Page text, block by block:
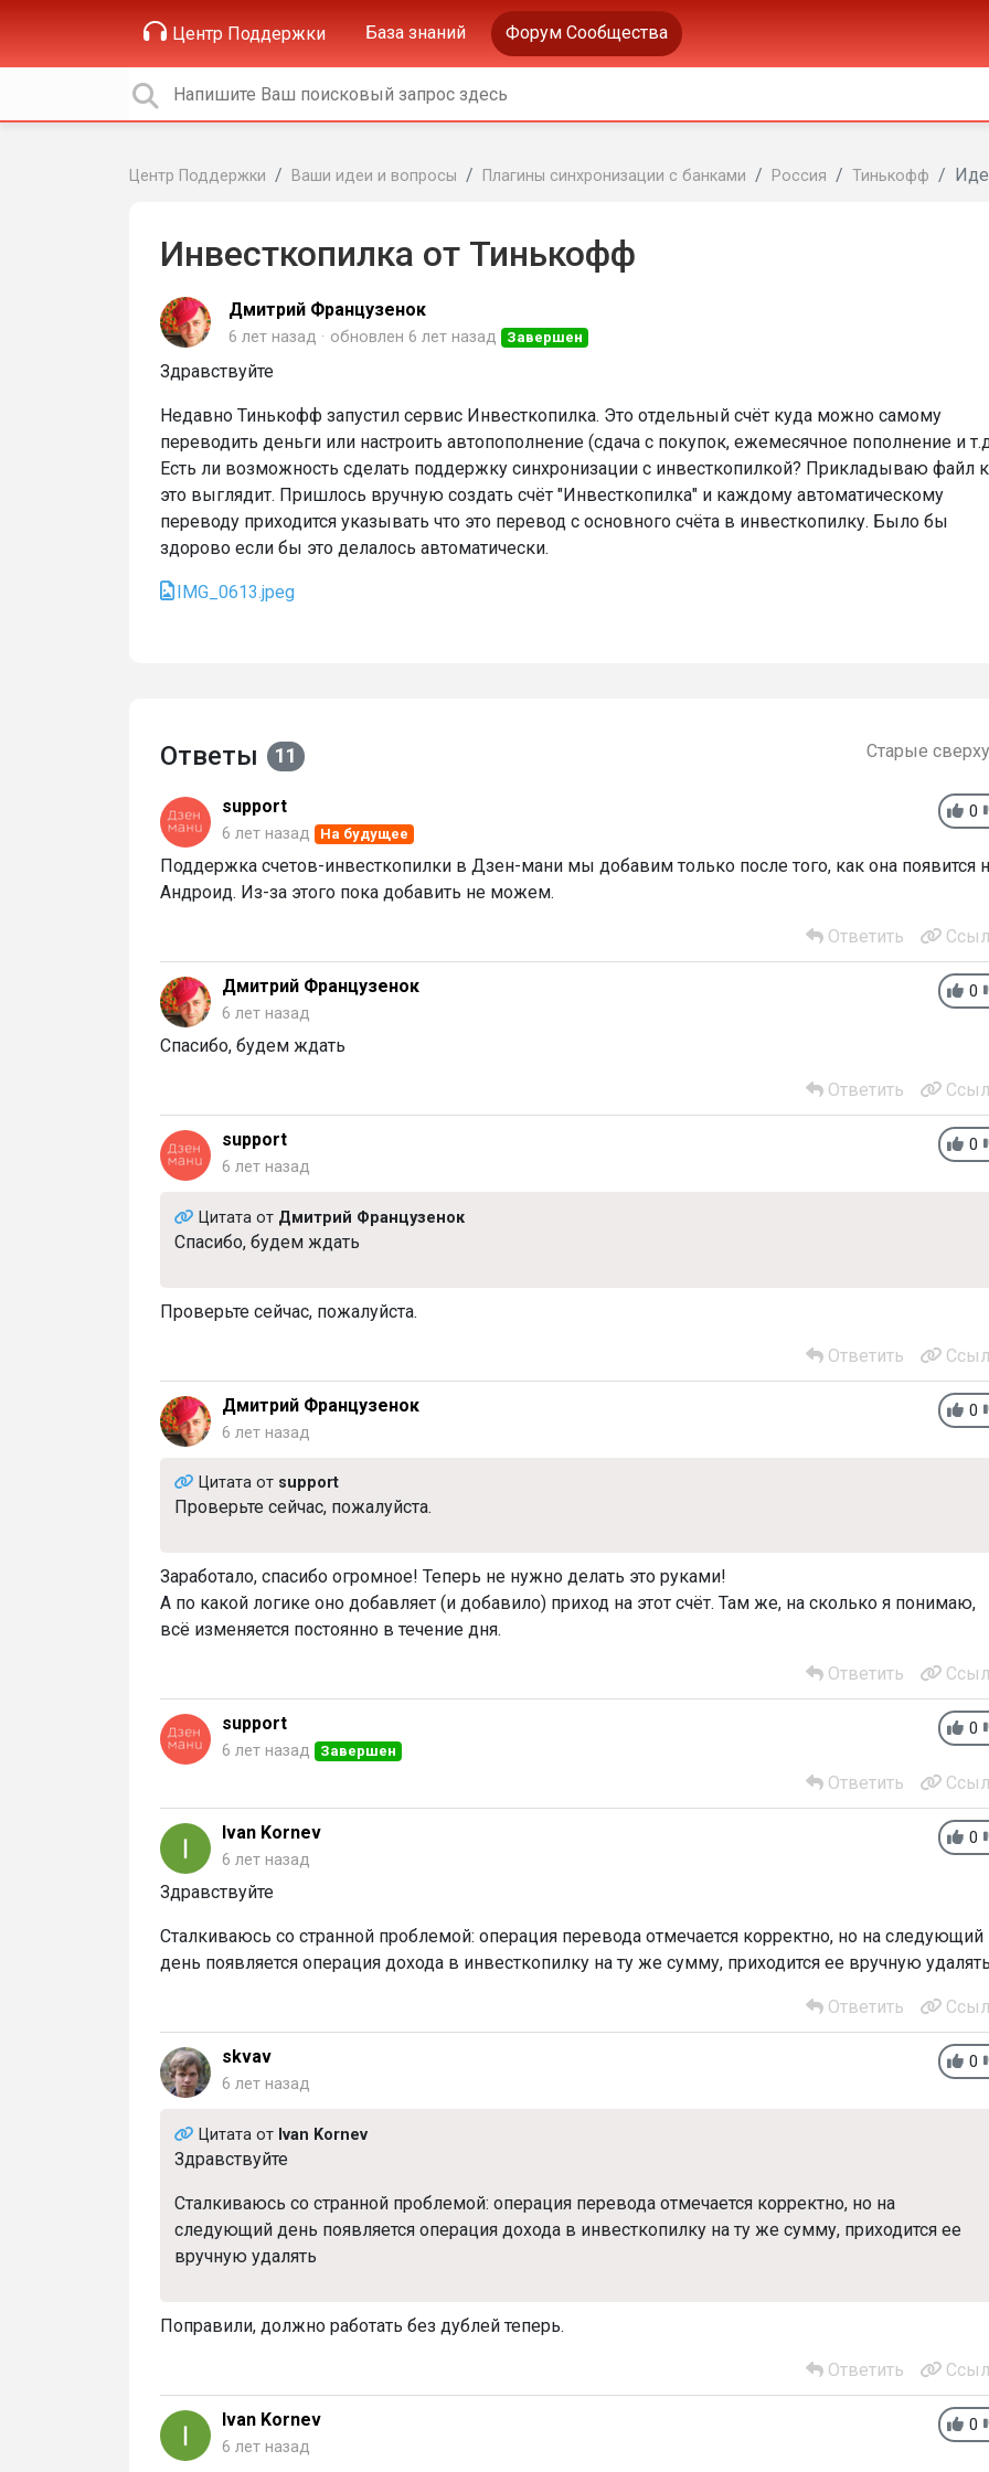
Центр Поддержки База знаний Форум Сообщества
Центр Поддержки Ваши идеи и вопросы Плагины синхронизации с банками Россия Тинькофф
Инвесткопилка от Тинькофф
Дмитрий Французенок
6 лет назад обновлен 6 лет назад Завершен
Здравствуйте
Недавно Тинькофф запустил сервис Инвесткопилка. Это отдельный счёт куда можно самому
переводить деньги или настроить автопополнение (сдача с покупок, ежемесячное пополнение и
Есть ли возможность сделать поддержку синхронизации с инвесткопилкой? Прикладываю файл
это выглядит. Пришлось вручную создать счёт "Инвесткопилка" и каждому автоматическому
переводу приходится указывать что это перевод с основного счёта в инвесткопилку. Было бы
здорово если бы это делалось автоматически.
IMG_0613.jpeg
Ответы 11 Старые сверху
0
support
6 лет назад На будущее
Поддержка счетов-инвесткопилки в Дзен-мани мы добавим только после того, как она появится
Андроид. Из-за этого пока добавить не можем.
Ответить
0
Дмитрий Французенок
6 лет назад
Спасибо, будем ждать
Ответить
0
support
6 лет назад
Цитата от Дмитрий Французенок
Спасибо, будем ждать
Проверьте сейчас, пожалуйста.
Ответить
0
Дмитрий Французенок
6 лет назад
Цитата от support
Проверьте сейчас, пожалуйста.
Заработало, спасибо огромное! Теперь не нужно делать это руками!
А по какой логике оно добавляет (и добавило) приход на этот счёт. Там же, на сколько я понимаю,
всё изменяется постоянно в течение дня.
Ответить
0
support
6 лет назад Завершен
Ответить
0
Ivan Kornev
6 лет назад
Здравствуйте
Сталкиваюсь со странной проблемой: операция перевода отмечается корректно, но на следующий
день появляется операция дохода в инвесткопилку на ту же сумму, приходится ее вручную удалять
Ответить
0
skvav
6 лет назад
Цитата от Ivan Kornev
Здравствуйте
Сталкиваюсь со странной проблемой: операция перевода отмечается корректно, но на
следующий день появляется операция дохода в инвесткопилку на ту же сумму, приходится ее
вручную удалять
Поправили, должно работать без дублей теперь.
Ответить
0
Ivan Kornev
6 лет назад